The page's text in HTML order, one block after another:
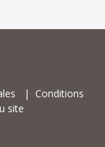
| Conditions
site